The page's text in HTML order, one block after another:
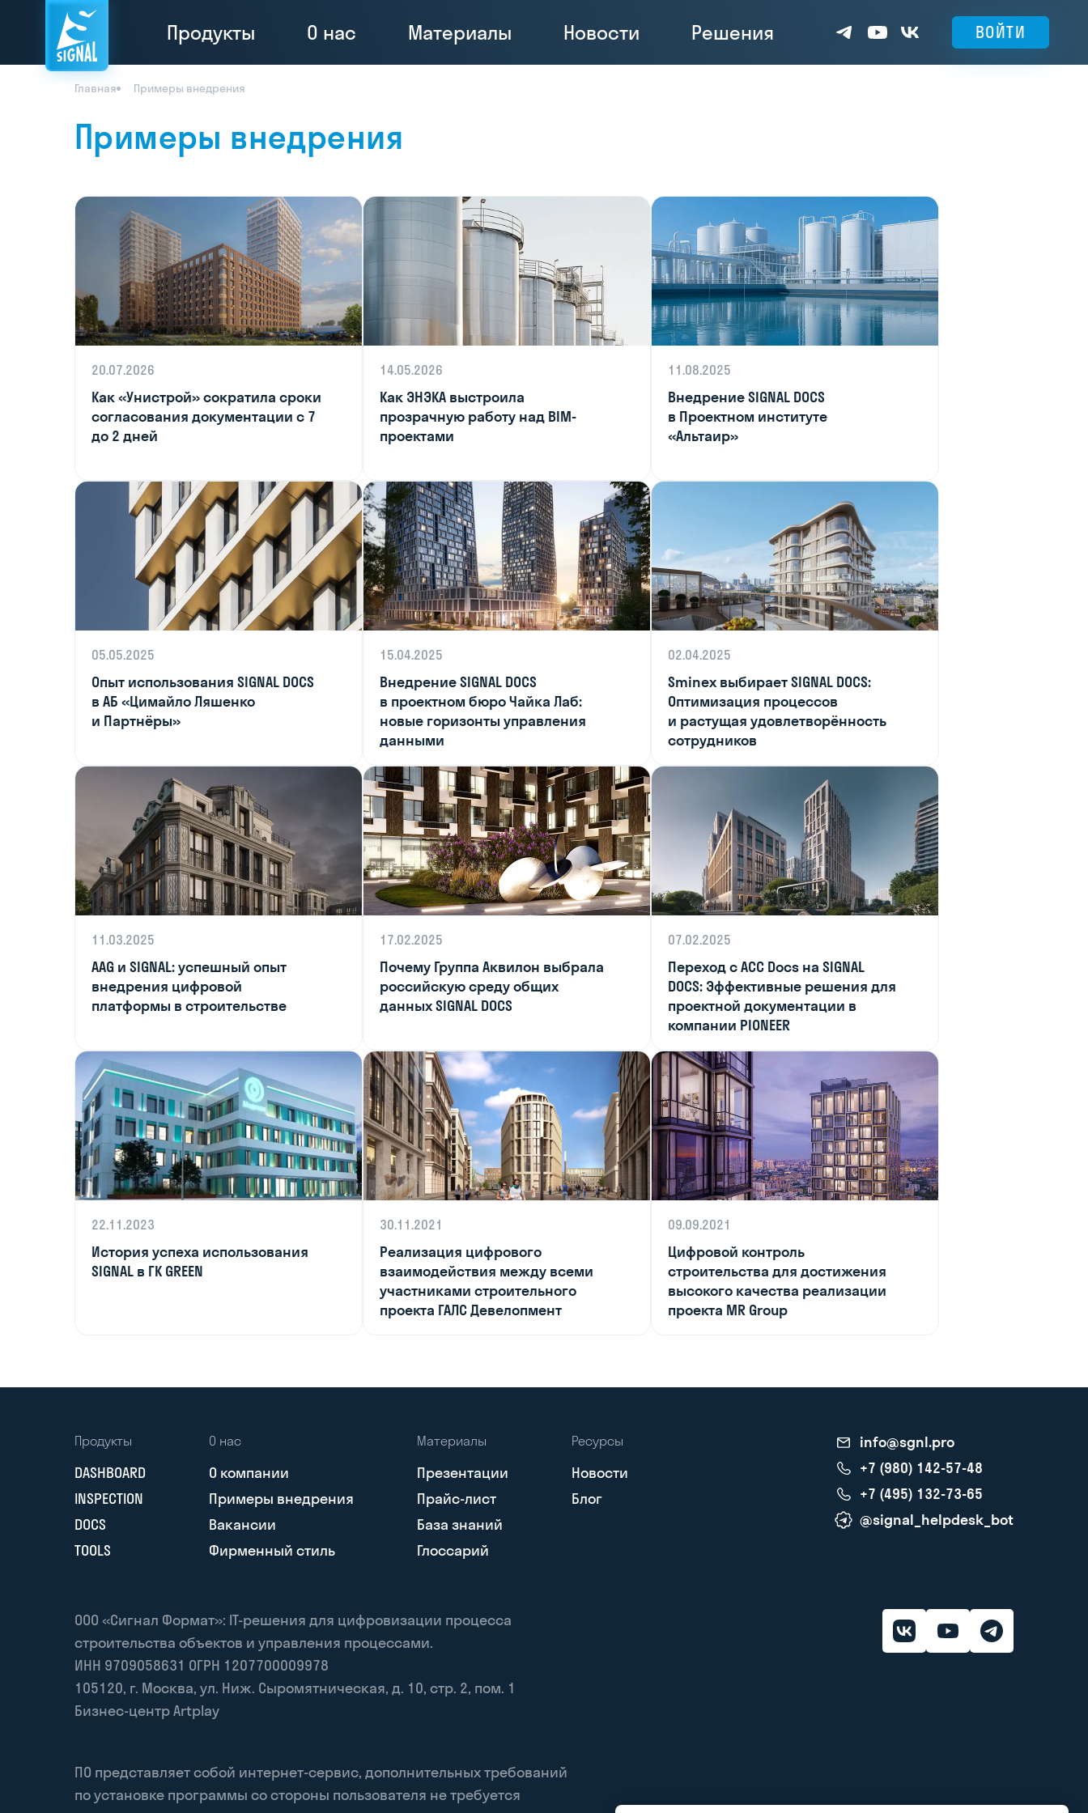
Продукты О нас Материалы Новости Решения ВОЙТИ
Главная Примеры внедрения
Примеры внедрения
20.07.2026
Как «Унистрой» сократила сроки
согласования документации с 7
до 2 дней
14.05.2026
Как ЭНЭКА выстроила
прозрачную работу над BIM-
проектами
11.08.2025
Внедрение SIGNAL DOCS
в Проектном институте
«Альтаир»
05.05.2025
Опыт использования SIGNAL DOCS
в АБ «Цимайло Ляшенко
и Партнёры»
15.04.2025
Внедрение SIGNAL DOCS
в проектном бюро Чайка Лаб:
новые горизонты управления
данными
02.04.2025
Sminex выбирает SIGNAL DOCS:
Оптимизация процессов
и растущая удовлетворённость
сотрудников
11.03.2025
AAG и SIGNAL: успешный опыт
внедрения цифровой
платформы в строительстве
17.02.2025
Почему Группа Аквилон выбрала
российскую среду общих
данных SIGNAL DOCS
07.02.2025
Переход с ACC Docs на SIGNAL
DOCS: Эффективные решения для
проектной документации в
компании PIONEER
22.11.2023
История успеха использования
SIGNAL в ГК GREEN
30.11.2021
Реализация цифрового
взаимодействия между всеми
участниками строительного
проекта ГАЛС Девелопмент
09.09.2021
Цифровой контроль
строительства для достижения
высокого качества реализации
проекта MR Group
Продукты
DASHBOARD
INSPECTION
DOCS
TOOLS
О нас
О компании
Примеры внедрения
Вакансии
Фирменный стиль
Материалы
Презентации
Прайс-лист
База знаний
Глоссарий
Ресурсы
Новости
Блог
info@sgnl.pro
+7 (980) 142-57-48
+7 (495) 132-73-65
@signal_helpdesk_bot
ООО «Сигнал Формат»: IT-решения для цифровизации процесса
строительства объектов и управления процессами.
ИНН 9709058631 ОГРН 1207700009978
105120, г. Москва, ул. Ниж. Сыромятническая, д. 10, стр. 2, пом. 1
Бизнес-центр Artplay
ПО представляет собой интернет-сервис, дополнительных требований
по установке программы со стороны пользователя не требуется